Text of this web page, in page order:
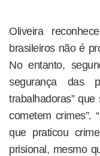
Oliveira
brasileiros não é
No entanto,
segurança das
trabalhadoras”
cometem crimes”.
que praticou
prisional, mesmo